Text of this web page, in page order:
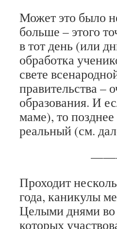
Может это было
больше – этого
в тот день (или
обработка
свете
правительства –
образования. И
маме), то
реальный (см.
Проходит
года, каникулы
Целыми днями во
которых